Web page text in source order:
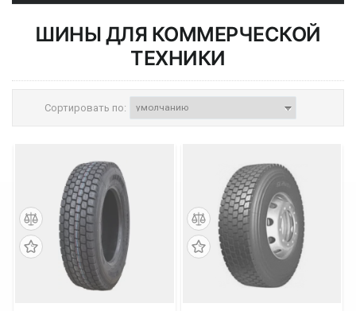
ШИНЫ ДЛЯ КОММЕРЧЕСКОЙ
ТЕХНИКИ
Сортировать по: